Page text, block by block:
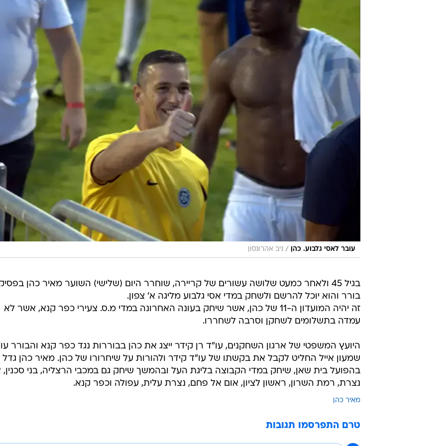
ענפים נוספים
לוח שידורים
החידה של
ארכיון מדורים
כתבו לנו
עובר לאסי גלבוע. כהן / ניב אהרונסון
בגיל 45 ולאחר כמעט שלושה עשורים של קריירה, שוחרר היום (שלישי) השוער מאיר כהן
בורר והוא יוכל להרשם ולשחק במדי אסי גלבוע מליגה א' צפון.
זה יהיה המועדון ה-11 של כהן, אשר שיחק בעונה האחרונה במדי מ.ס. צעירי כפר קנא, אשר לא
עמדה בתשלומים לשחקן וסרבה לשחררו.
היועץ המשפטי של ארגון השחקנים, עו"ד רן קידר ייצג את כהן בבוררות נגד כפר קנא והבורר
שמעון אייל החליט לקבל את בקשתו של עו"ד קידר ולהורות על שיחרורו של כהן. מאיר כהן גדל
בהפועל בית שאן, שיחק במדי הקבוצה בליגת העל ובהמשך שיחק גם במכבי הרצליה, בני סכנין,
נצרת, רמת השרון, ראשון לציון, אום אל פחם, נצרת עלית, עפולה וכפר קנא.
מאיר כהן
טרם התפרסמו תגובות